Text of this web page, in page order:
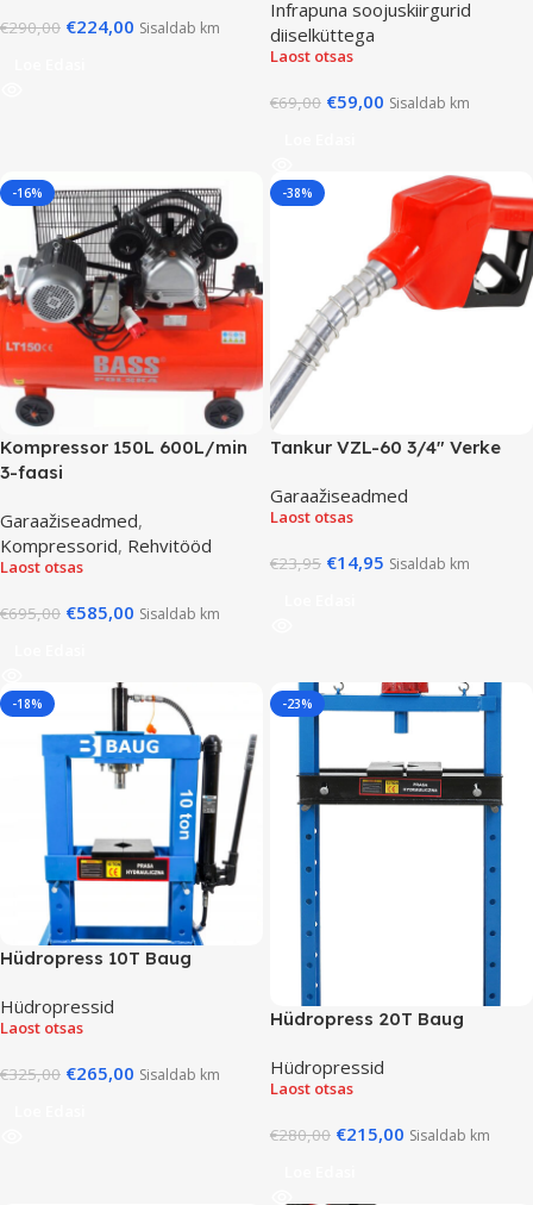
€290,00 €224,00 Sisaldab km
Infrapuna soojuskiirgurid
diiselküttega
Laost otsas
€69,00 €59,00 Sisaldab km
-16%
Kompressor 150L 600L/min
3-faasi
Garaažiseadmed,
Kompressorid, Rehvitööd
Laost otsas
€695,00 €585,00 Sisaldab km
-38%
Tankur VZL-60 3/4″ Verke
Garaažiseadmed
Laost otsas
€23,95 €14,95 Sisaldab km
-18%
Hüdropress 10T Baug
Hüdropressid
Laost otsas
€325,00 €265,00 Sisaldab km
-23%
Hüdropress 20T Baug
Hüdropressid
Laost otsas
€280,00 €215,00 Sisaldab km